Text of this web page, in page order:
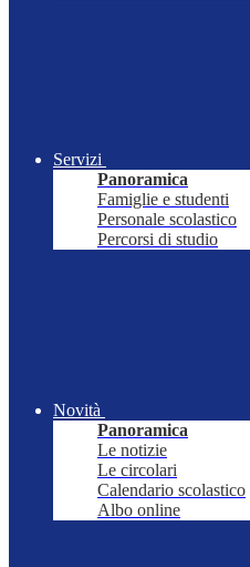
Servizi
Panoramica
Famiglie e studenti
Personale scolastico
Percorsi di studio
Novità
Panoramica
Le notizie
Le circolari
Calendario scolastico
Albo online